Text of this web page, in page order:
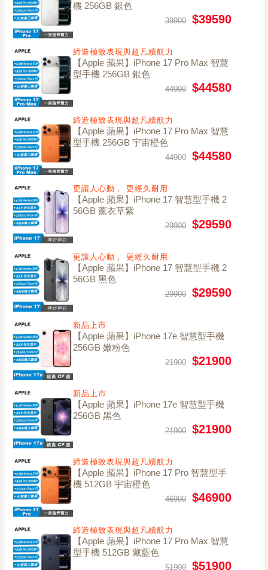
機 256GB 銀色
39900 $39590
締造極致表現與超凡續航力
【Apple 蘋果】iPhone 17 Pro Max 智慧
型手機 256GB 銀色
44900 $44580
締造極致表現與超凡續航力
【Apple 蘋果】iPhone 17 Pro Max 智慧
型手機 256GB 宇宙橙色
44900 $44580
更讓人心動， 更經久耐用
【Apple 蘋果】iPhone 17 智慧型手機 2
56GB 薰衣草紫
29900 $29590
更讓人心動， 更經久耐用
【Apple 蘋果】iPhone 17 智慧型手機 2
56GB 黑色
29900 $29590
新品上市
【Apple 蘋果】iPhone 17e 智慧型手機
256GB 嫩粉色
21900 $21900
新品上市
【Apple 蘋果】iPhone 17e 智慧型手機
256GB 黑色
21900 $21900
締造極致表現與超凡續航力
【Apple 蘋果】iPhone 17 Pro 智慧型手
機 512GB 宇宙橙色
46900 $46900
締造極致表現與超凡續航力
【Apple 蘋果】iPhone 17 Pro Max 智慧
型手機 512GB 藏藍色
51900 $51900